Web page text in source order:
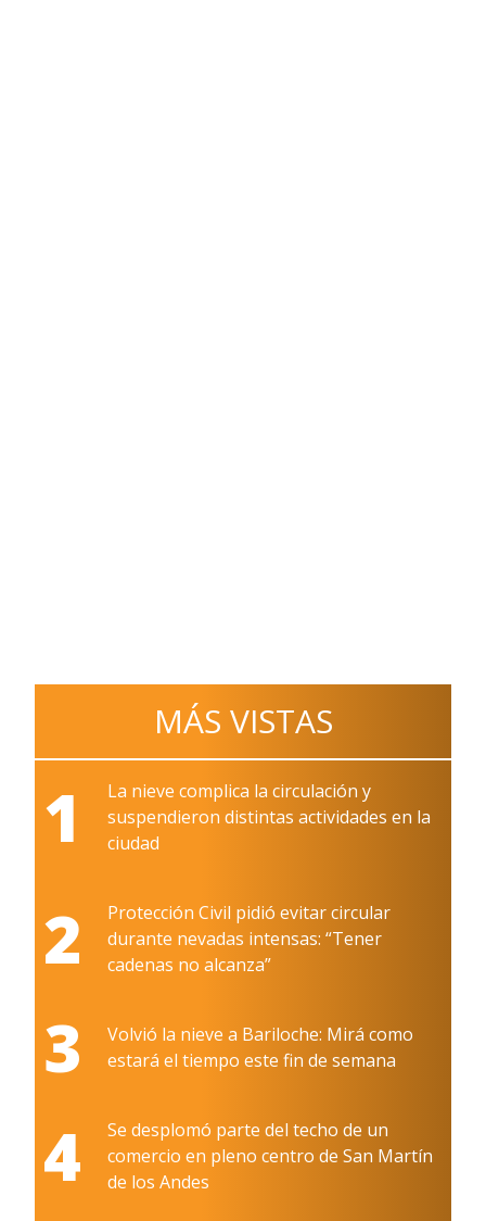
MÁS VISTAS
1
La nieve complica la circulación y
suspendieron distintas actividades en la
ciudad
2
Protección Civil pidió evitar circular
durante nevadas intensas: “Tener
cadenas no alcanza”
3
Volvió la nieve a Bariloche: Mirá como
estará el tiempo este fin de semana
4
Se desplomó parte del techo de un
comercio en pleno centro de San Martín
de los Andes